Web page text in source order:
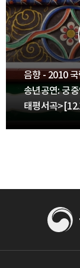
음향 - 2010
송년공연: 궁
태평서곡